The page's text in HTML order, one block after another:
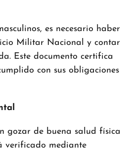
es necesario haber
Militar Nacional y contar
Este documento certifica
con sus obligaciones
gozar de buena salud física
verificado mediante